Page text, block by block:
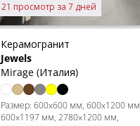
21 просмотр за 7 дней
Керамогранит
Jewels
Mirage (Италия)
Размер: 600x600 мм 600x1200 мм
600x1197 мм 2780x1200 мм